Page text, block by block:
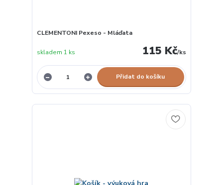
CLEMENTONI Pexeso - Mláďata
115 Kč/ks
skladem 1 ks
Přidat do košíku